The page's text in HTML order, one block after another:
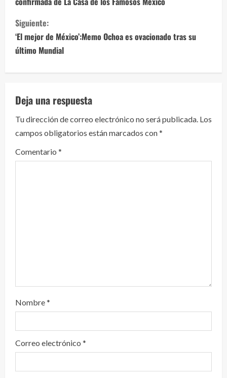
g
u
e
l
e
y
e
n
Siguiente:
‘El mejor de México’:Memo Ochoa es ovacionado tras su
último Mundial
Deja una respuesta
Tu dirección de correo electrónico no será publicada. Los
campos obligatorios están marcados con*
Comentario *
Nombre*
Correo electrónico *